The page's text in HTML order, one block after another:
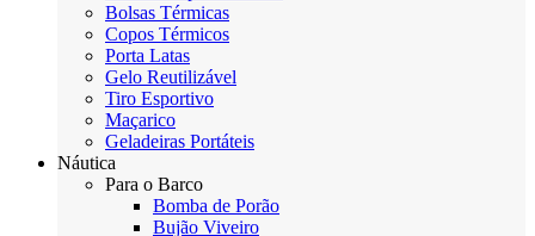
Bolsas Térmicas
Copos Térmicos
Porta Latas
Gelo Reutilizável
Tiro Esportivo
Maçarico
Geladeiras Portáteis
Náutica
Para o Barco
Bomba de Porão
Bujão Viveiro